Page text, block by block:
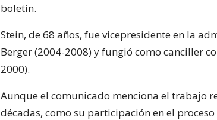
boletín.
Stein, de 68 años, fue vicepresidente en la
Berger (2004-2008) y fungió como canciller
2000).
Aunque el comunicado menciona el trabajo
décadas, como su participación en el